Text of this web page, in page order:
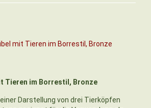
Tieren im Borrestil, Bronze
Darstellung von drei Tierköpfen